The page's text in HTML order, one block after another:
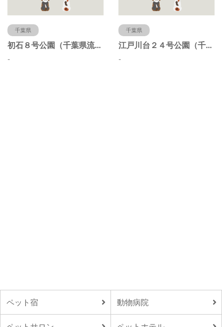
千葉県
初石８号公園（千葉県流山市）
-
千葉県
江戸川台２４号公園（千葉県流山市）
-
ペット宿 動物病院